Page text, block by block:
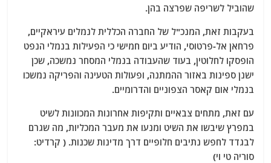
שהוביל לשריפה שפרצה בהן.
בעקבות זאת, המנכ"ל של החברה הכללית לנמלים עיראקיים,
פרחאן אל-פרטוסי, הודיע ​​ביום חמישי כי הפעילות בנמלי הנפט
הופסקו לחלוטין, בעוד שהעבודה בנמלי המסחר נמשכה, שכן
ישנן ספינות באזור ההמתנה, ופעולות הטעינה והפריקה נמשכו
בנמלי אום קאסר הצפוניים והדרומיים.
עם זאת, מתחים צבאיים ותקיפות אחרונות המכוונות לשיט
במפרץ שיבשו את השיט ומנעו את מעבר המכליות, מה שגרם
לבגדד לחפש נתיבים חלופיים דרך מדינות שכנות. ( קרדיט:
סוריה טי וי)